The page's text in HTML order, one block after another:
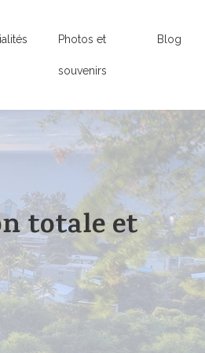
Photos et
souvenirs
Blog
totale et